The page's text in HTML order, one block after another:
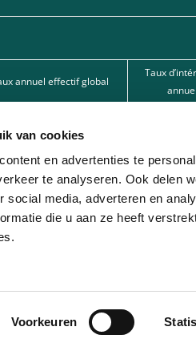
van cookies
en advertenties te
te analyseren. Ook delen
social media, adverteren en
die u aan ze heeft
Voorkeuren
annuel effectif global
Taux
15,50%
par l’une de nos banques
avec différentes sociétés de leasing